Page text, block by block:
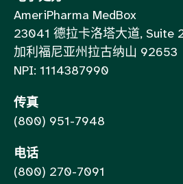
AmeriPharma MedBox
23041 德拉卡洛塔大道, Suite
加利福尼亚州拉古纳山 92653
NPI: 1114387990
传真
(800) 951-7948
电话
(800) 270-7091